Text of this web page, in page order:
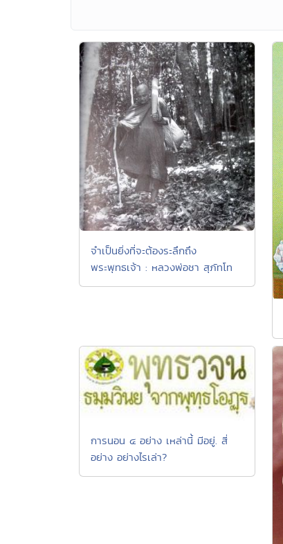
จำเป็นยิ่งที่จะต้องระลึกถึง
พระพุทธเจ้า : หลวงพ่อชา สุภัทโท
การนอน ๔ อย่าง เหล่านี้ มีอยู่. สี่
อย่าง อย่างไรเล่า?